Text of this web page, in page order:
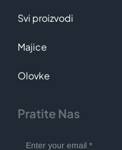
Svi proizvodi
Majice
Olovke
Pratite Nas